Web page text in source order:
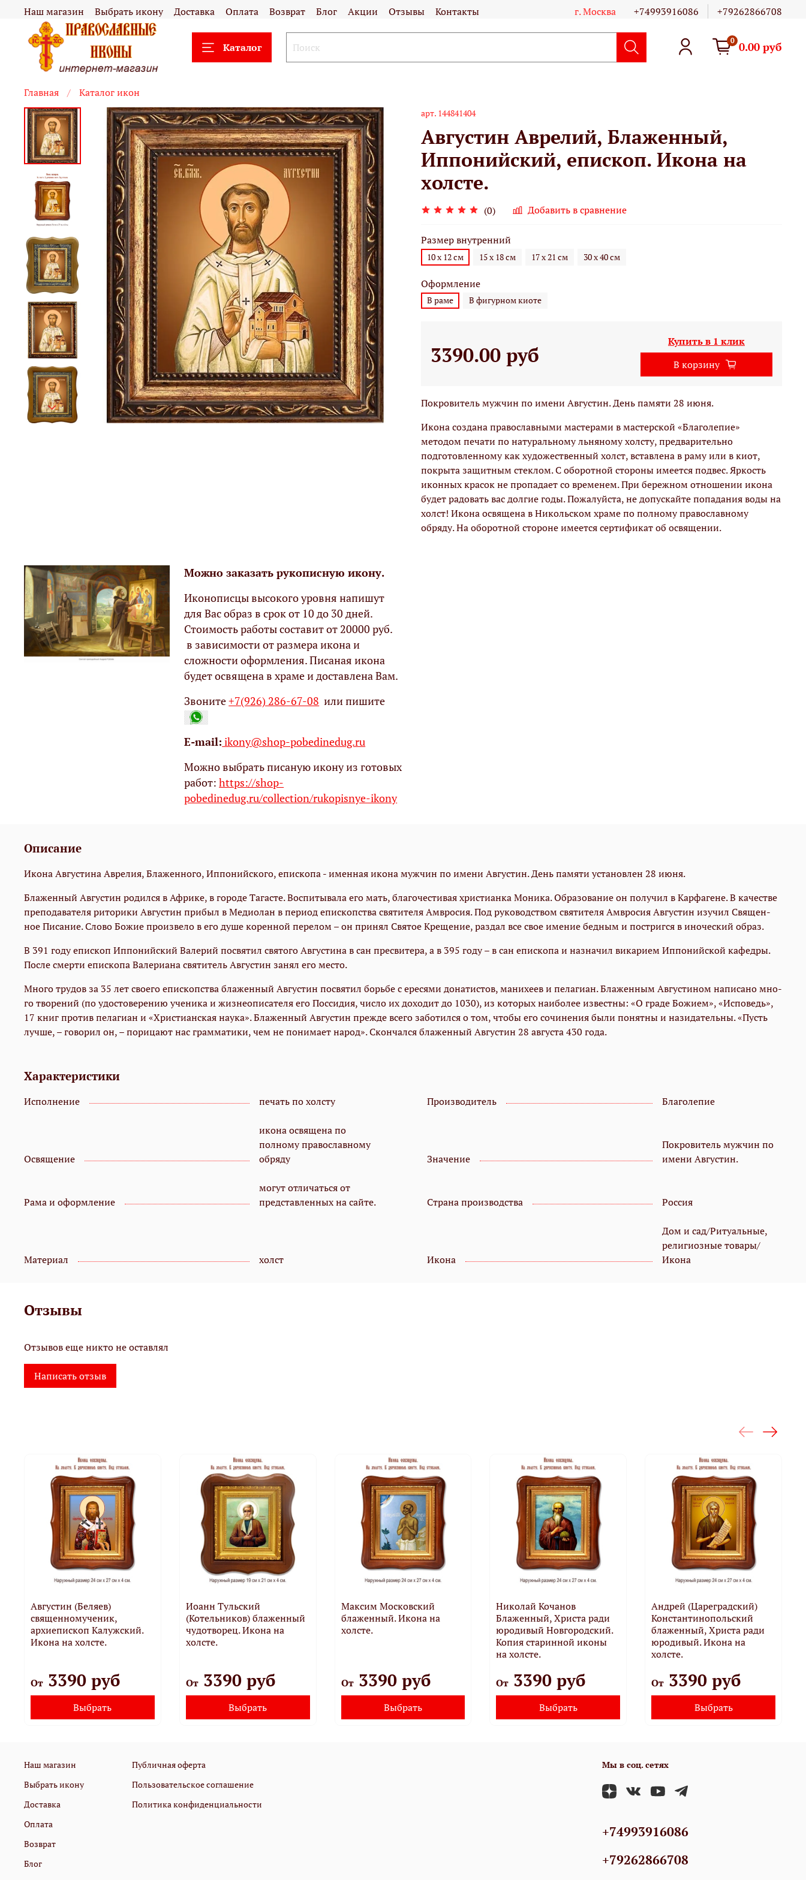
Наш магазин Выбрать икону Доставка Оплата Возврат Блог Акции Отзывы Контакты г. Москва +74993916086 +79262866708
Каталог
0 0.00 руб
Главная Каталог икон
арт. 144841404
Августин Аврелий, Блаженный,
Иппонийский, епископ. Икона на
холсте.
(0) Добавить в сравнение
Размер внутренний
10 х 12 см 15 х 18 см 17 х 21 см 30 х 40 см
Оформление
В раме В фигурном киоте
3390.00 руб
Купить в 1 клик
В корзину
Покровитель мужчин по имени Августин. День памяти 28 июня.
Икона создана православными мастерами в мастерской «Благолепие»
методом печати по натуральному льняному холсту, предварительно
подготовленному как художественный холст, вставлена в раму или в киот,
покрыта защитным стеклом. С оборотной стороны имеется подвес. Яркость
иконных красок не пропадает со временем. При бережном отношении икона
будет радовать вас долгие годы. Пожалуйста, не допускайте попадания воды на
холст! Икона освящена в Никольском храме по полному православному
обряду. На оборотной стороне имеется сертификат об освящении.
Можно заказать рукописную икону.
Иконописцы высокого уровня напишут
для Вас образ в срок от 10 до 30 дней.
Стоимость работы составит от 20000 руб.
в зависимости от размера икона и
сложности оформления. Писаная икона
будет освящена в храме и доставлена Вам.
Звоните+7(926) 286-67-08 или пишите
Е-mail: ikony@shop-pobedinedug.ru
Можно выбрать писаную икону из готовых
работ:https://shop-
pobedinedug.ru/collection/rukopisnye-ikony
Описание
Икона Августина Аврелия, Блаженного, Иппонийского, епископа - именная икона мужчин по имени Августин. День памяти установлен 28 июня.
Бла­жен­ный Ав­гу­стин ро­дил­ся в Аф­ри­ке, в го­ро­де Та­га­сте. Вос­пи­ты­ва­ла его мать, бла­го­че­сти­вая хри­сти­ан­ка Мо­ни­ка. Об­ра­зо­ва­ние он по­лу­чил в Кар­фа­гене. В качестве
пре­по­да­ва­те­ля ри­то­ри­ки Ав­гу­стин при­был в Ме­дио­лан в пе­ри­од епископства свя­ти­те­ля Ам­вро­сия. Под ру­ко­вод­ством свя­ти­те­ля Ам­вро­сия Ав­гу­стин изу­чил Свя­щен­
ное Пи­са­ние. Сло­во Бо­жие про­из­ве­ло в его ду­ше ко­рен­ной пе­ре­лом – он при­нял Свя­тое Кре­ще­ние, раз­дал все свое име­ние бед­ным и по­стриг­ся в иноческий об­раз.
В 391 го­ду епи­скоп Ип­по­ний­ский Ва­ле­рий по­свя­тил свя­то­го Ав­гу­сти­на в сан пресвите­ра, а в 395 го­ду – в сан епи­ско­па и на­зна­чил ви­ка­ри­ем Ип­по­ний­ской кафед­ры.
По­сле смер­ти епи­ско­па Ва­ле­ри­а­на свя­ти­тель Ав­гу­стин за­нял его ме­сто.
Мно­го тру­дов за 35 лет сво­е­го епи­скоп­ства бла­жен­ный Ав­гу­стин по­свя­тил борь­бе с ере­ся­ми до­на­ти­стов, ма­ни­хе­ев и пе­ла­ги­ан. Бла­жен­ным Ав­гу­сти­ном на­пи­са­но мно­
го тво­ре­ний (по удо­сто­ве­ре­нию уче­ни­ка и жиз­не­опи­са­те­ля его Пос­си­дия, чис­ло их дохо­дит до 1030), из ко­то­рых наи­бо­лее из­вест­ны: «О гра­де Бо­жи­ем», «Ис­по­ведь»,
17 книг про­тив пе­ла­ги­ан и «Хри­сти­ан­ская на­у­ка». Бла­жен­ный Ав­гу­стин преж­де всего за­бо­тил­ся о том, чтобы его со­чи­не­ния бы­ли по­нят­ны и на­зи­да­тель­ны. «Пусть
луч­ше, – го­во­рил он, – по­ри­ца­ют нас грам­ма­ти­ки, чем не по­ни­ма­ет на­род». Скончал­ся бла­жен­ный Ав­гу­стин 28 ав­гу­ста 430 го­да.
Характеристики
Исполнение печать по холсту Производитель Благолепие
Освящение
икона освящена по
полному православному
обряду
Значение
Покровитель мужчин по
имени Августин.
Рама и оформление
могут отличаться от
представленных на сайте.
Страна производства Россия
Материал холст Икона
Дом и сад/Ритуальные,
религиозные товары/
Икона
Отзывы
Отзывов еще никто не оставлял
Написать отзыв
Августин (Беляев)
священномученик,
архиепископ Калужский.
Икона на холсте.
От 3390 руб
Выбрать
Иоанн Тульский
(Котельников) блаженный
чудотворец. Икона на
холсте.
От3390 руб
Выбрать
Максим Московский
блаженный. Икона на
холсте.
От3390 руб
Выбрать
Николай Кочанов
Блаженный, Христа ради
юродивый Новгородский.
Копия старинной иконы
на холсте.
От 3390 руб
Выбрать
Андрей (Цареградский)
Константинопольский
блаженный, Христа ради
юродивый. Икона на
холсте.
От 3390 руб
Выбрать
Наш магазин
Выбрать икону
Доставка
Оплата
Возврат
Блог
Публичная оферта
Пользовательское соглашение
Политика конфиденциальности
Мы в соц. сетях
+74993916086
+79262866708